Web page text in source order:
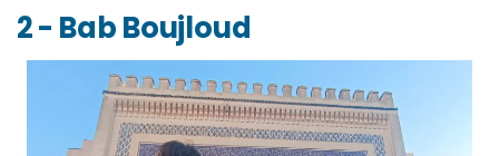
2 - Bab Boujloud